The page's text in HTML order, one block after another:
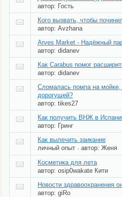
автор: Гость
Кого вызвать, чтобы
автор: Avzhana
Arves Market - Надёжный
автор: didanev
Как Carabus помог
автор: didanev
Сломалась помпа на мойке,
дорогущей?
автор: tikes27
Как получить ВНЖ в
автор: Гринг
Как вылечить заикание
личный опыт · автор: Женя
Косметика для лета
автор: osip0wakate Кити
Новости здравоохранения
автор: giRo